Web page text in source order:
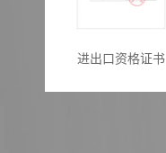
进出口资格证书